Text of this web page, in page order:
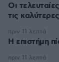
Οι
τις
Η επιστήμη
πριν 11 λεπτά
πριν 11 λεπτά